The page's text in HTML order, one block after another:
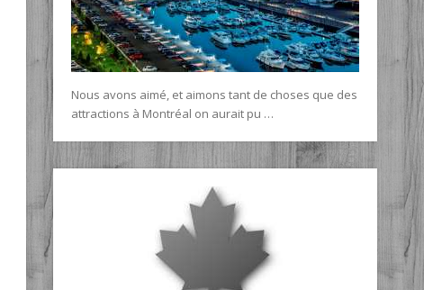
Nous avons aimé, et aimons tant de choses que des
attractions à Montréal on aurait pu …